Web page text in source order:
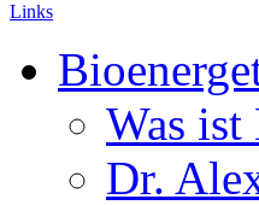
Links
Was
Dr.